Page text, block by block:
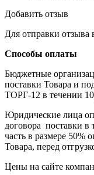
Добавить отзыв
Для отправки отзыва
Способы оплаты
Бюджетные
поставки Товара и
ТОРГ-12 в течении
Юридические лица
договора поставки в
часть в размере 50%
Товара, перед
Цены на сайте